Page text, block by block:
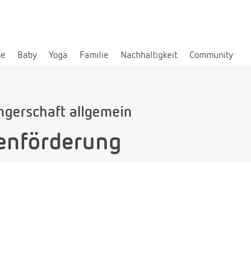
Baby Yoga Familie Nachhaltigkeit Community
allgemein